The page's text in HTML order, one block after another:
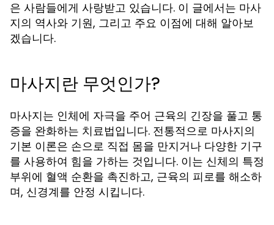
은 사람들에게 사랑받고 있습니다. 이 글에서는 마사
지의 역사와 기원, 그리고 주요 이점에 대해 알아보
겠습니다.
마사지란 무엇인가?
마사지는 인체에 자극을 주어 근육의 긴장을 풀고 통
증을 완화하는 치료법입니다. 전통적으로 마사지의
기본 이론은 손으로 직접 몸을 만지거나 다양한 기구
를 사용하여 힘을 가하는 것입니다. 이는 신체의 특정
부위에 혈액 순환을 촉진하고, 근육의 피로를 해소하
며, 신경계를 안정 시킵니다.